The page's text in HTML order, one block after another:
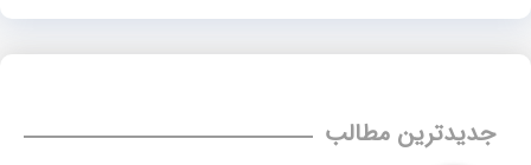
جدیدترین مطالب